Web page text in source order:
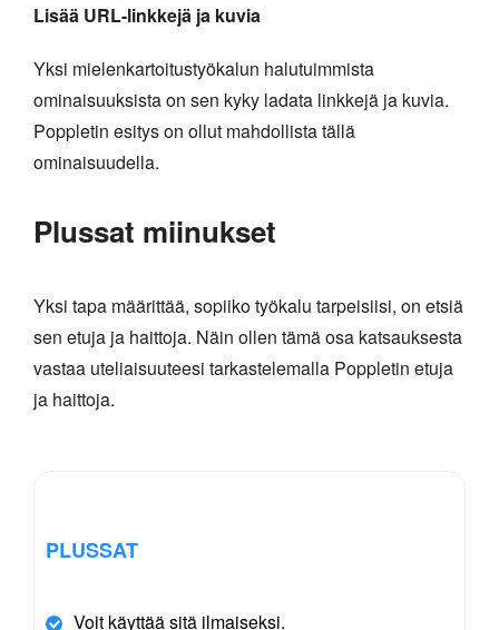
Lisää URL-linkkejä ja kuvia
Yksi mielenkartoitustyökalun halutuimmista
ominaisuuksista on sen kyky ladata linkkejä ja kuvia.
Poppletin esitys on ollut mahdollista tällä
ominaisuudella.
Plussat miinukset
Yksi tapa määrittää, sopiiko työkalu tarpeisiisi, on etsiä
sen etuja ja haittoja. Näin ollen tämä osa katsauksesta
vastaa uteliaisuuteesi tarkastelemalla Poppletin etuja
ja haittoja.
PLUSSAT
Voit käyttää sitä ilmaiseksi.